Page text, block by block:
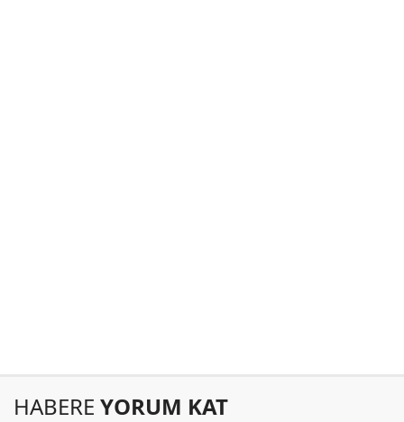
HABERE YORUM KAT